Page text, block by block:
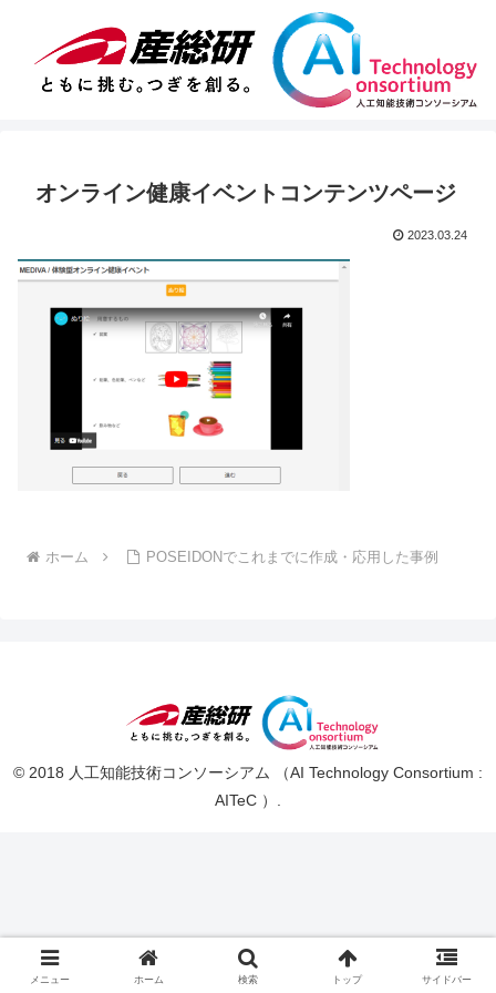
オンライン健康イベントコンテンツページ
2023.03.24
ホーム POSEIDONでこれまでに作成・応用した事例
© 2018 人工知能技術コンソーシアム （AI Technology Consortium :
AITeC ）.
メニュー ホーム 検索 トップ サイドバー